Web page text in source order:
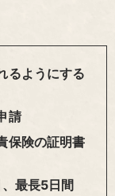
るようにする
請
保険の証明書
最長5日間